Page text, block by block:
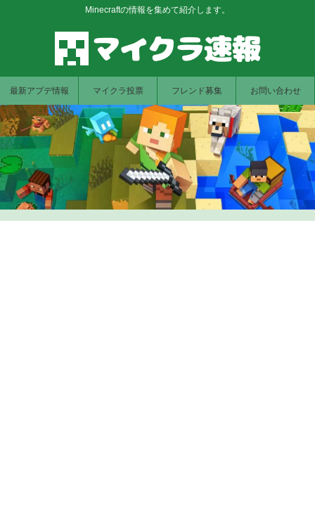
Minecraftの情報を集めて紹介します。
最新アプデ情報 マイクラ投票 フレンド募集 お問い合わせ